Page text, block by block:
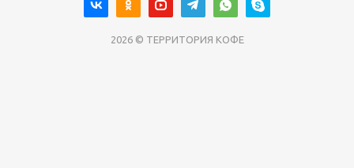
2026 © ТЕРРИТОРИЯ КОФЕ